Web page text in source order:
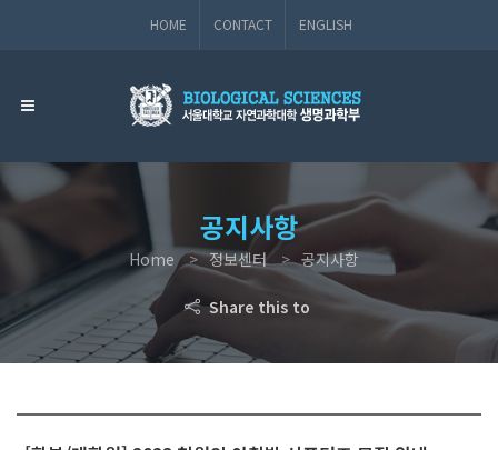
HOME CONTACT ENGLISH
공지사항
Home 정보센터 공지사항
Share this to